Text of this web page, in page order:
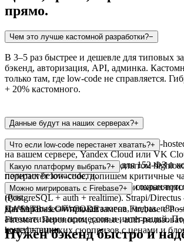
прямо.
Чем это лучше кастомной разработки?−
В 3–5 раз быстрее и дешевле для типовых
бэкенд, авторизация, API, админка.
только там, где low-code не справляется.
+ 20% кастомного.
Данные будут на наших серверах?+
Да. Все платформы — open-source, self-
на вашем сервере, Yandex Cloud или VK
покидают контур. Подходит для 152-ФЗ и
политик безопасности.
Что если low-code перестанет хватать?+
Мы — Java/Kotlin команда с опытом
перерастёт low-code, допишем критичные
кодом. Миграция данных и API
нуля.
Какую платформу выбрать?+
Supabase — для SaaS, MVP, мобильных
(PostgreSQL + auth + realtime). Strapi/
контентных сайтов, каталогов, медиа. n8n
автоматизации процессов и интеграций.
консультации.
Можно мигрировать с Firebase?+
Да. Supabase — прямая замена Firebase с
Firestore. Переносим данные, auth-
hosted = никаких сюрпризов с ценами и
НАЧАТЬ · LOW-CODE
Нужен бэкенд быстро и